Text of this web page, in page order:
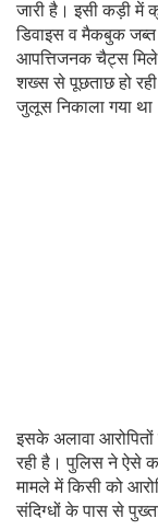
जारी है। इसी कड़ी में
डिवाइस व मैकबुक
आपत्तिजनक चैट्स मिले
शख्स से पूछताछ हो
जुलूस निकाला गया
इसके अलावा
रही है। पुलिस ने ऐसे
मामले में किसी को
संदिग्धों के पास से